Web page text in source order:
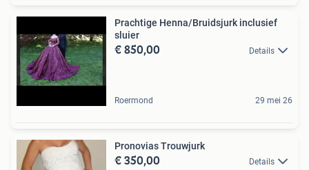
Prachtige Henna/Bruidsjurk inclusief
sluier
€ 850,00 Details
Roermond 29 mei 26
Pronovias Trouwjurk
€ 350,00 Details